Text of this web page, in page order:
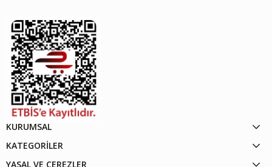
KURUMSAL
KATEGORİLER
YASAL VE ÇEREZLER